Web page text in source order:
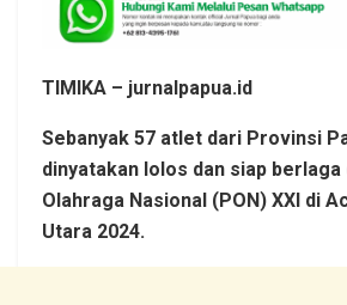
TIMIKA – jurnalpapua.id
Sebanyak 57 atlet dari Provinsi
dinyatakan lolos dan siap berlaga
Olahraga Nasional (PON) XXI di
Utara 2024.